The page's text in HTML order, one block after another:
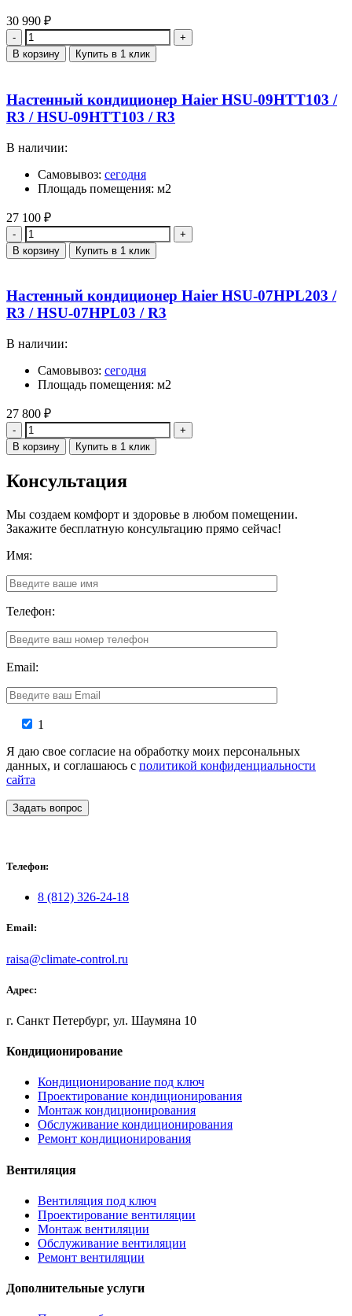
30 990 ₽
Количество
В корзину Купить в 1 клик
Настенный кондиционер Haier HSU-09HTT103 /
R3 / HSU-09HTT103 / R3
В наличии:
Самовывоз: сегодня
Площадь помещения: м2
27 100 ₽
Количество
В корзину Купить в 1 клик
Настенный кондиционер Haier HSU-07HPL203 /
R3 / HSU-07HPL03 / R3
В наличии:
Самовывоз: сегодня
Площадь помещения: м2
27 800 ₽
Количество
В корзину Купить в 1 клик
Консультация
Мы создаем комфорт и здоровье в любом помещении.
Закажите бесплатную консультацию прямо сейчас!
Имя:
Телефон:
Email:
1
Я даю свое согласие на обработку моих персональных
данных, и соглашаюсь с политикой конфиденциальности
сайта
Задать вопрос
Телефон:
8 (812) 326-24-18
Email:
raisa@climate-control.ru
Адрес:
г. Санкт Петербург, ул. Шаумяна 10
Кондиционирование
Кондиционирование под ключ
Проектирование кондиционирования
Монтаж кондиционирования
Обслуживание кондиционирования
Ремонт кондиционирования
Вентиляция
Вентиляция под ключ
Проектирование вентиляции
Монтаж вентиляции
Обслуживание вентиляции
Ремонт вентиляции
Дополнительные услуги